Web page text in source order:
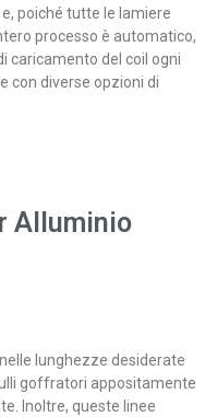
poiché tutte le lamiere
processo è automatico,
caricamento del coil ogni
con diverse opzioni di
Alluminio
lunghezze desiderate
goffratori appositamente
Inoltre, queste linee